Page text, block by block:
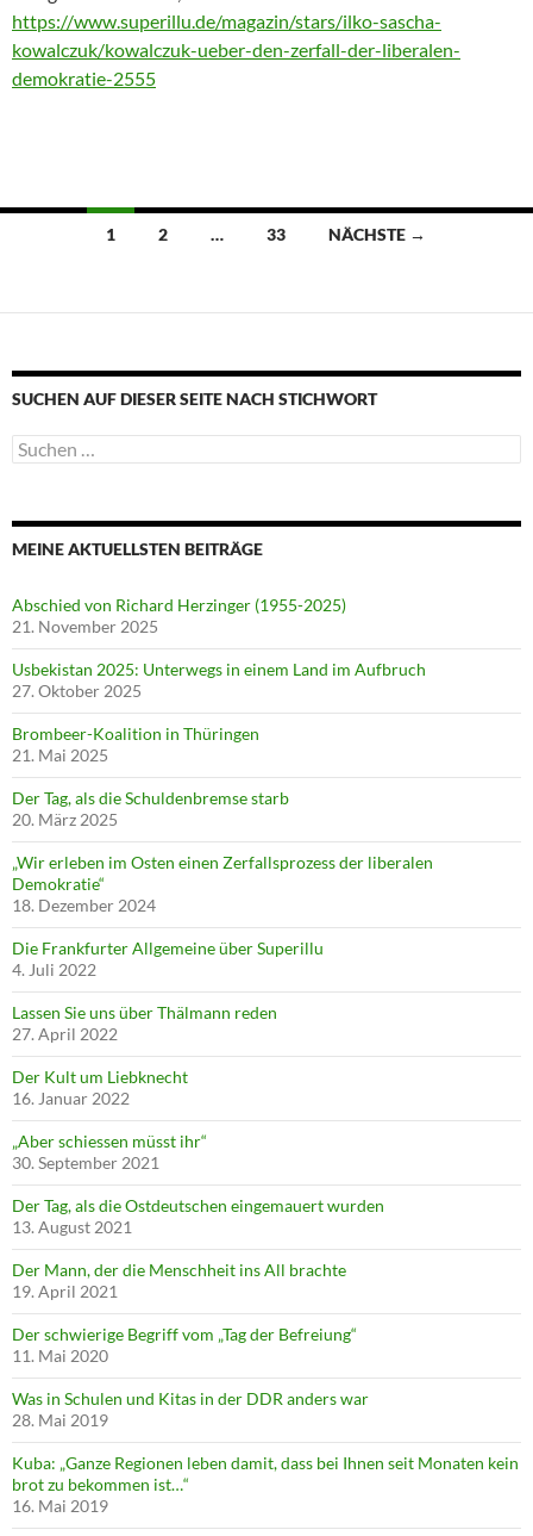
https://www.superillu.de/magazin/stars/ilko-sascha-
kowalczuk/kowalczuk-ueber-den-zerfall-der-liberalen-
demokratie-2555
Beitragsnavigation
1 2 … 33 NÄCHSTE →
SUCHEN AUF DIESER SEITE NACH STICHWORT
Suche
nach:
MEINE AKTUELLSTEN BEITRÄGE
Abschied von Richard Herzinger (1955-2025)
21. November 2025
Usbekistan 2025: Unterwegs in einem Land im Aufbruch
27. Oktober 2025
Brombeer-Koalition in Thüringen
21. Mai 2025
Der Tag, als die Schuldenbremse starb
20. März 2025
„Wir erleben im Osten einen Zerfallsprozess der liberalen
Demokratie“
18. Dezember 2024
Die Frankfurter Allgemeine über Superillu
4. Juli 2022
Lassen Sie uns über Thälmann reden
27. April 2022
Der Kult um Liebknecht
16. Januar 2022
„Aber schiessen müsst ihr“
30. September 2021
Der Tag, als die Ostdeutschen eingemauert wurden
13. August 2021
Der Mann, der die Menschheit ins All brachte
19. April 2021
Der schwierige Begriff vom „Tag der Befreiung“
11. Mai 2020
Was in Schulen und Kitas in der DDR anders war
28. Mai 2019
Kuba: „Ganze Regionen leben damit, dass bei Ihnen seit Monaten kein
brot zu bekommen ist…“
16. Mai 2019